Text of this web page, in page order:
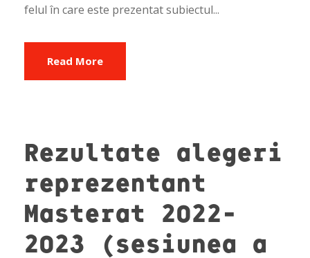
felul în care este prezentat subiectul...
Read More
Rezultate alegeri
reprezentant
Masterat 2022-
2023 (sesiunea a